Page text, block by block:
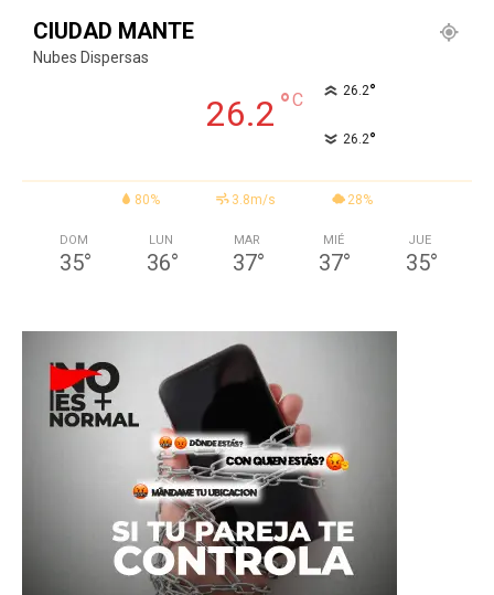
CIUDAD MANTE
Nubes Dispersas
26.2 °C 26.2°
26.2°
80% 3.8m/s 28%
DOM
35°
LUN
36°
MAR
37°
MIÉ
37°
JUE
35°